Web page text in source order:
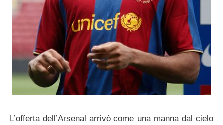
L’offerta dell’Arsenal arrivò come una manna dal cielo